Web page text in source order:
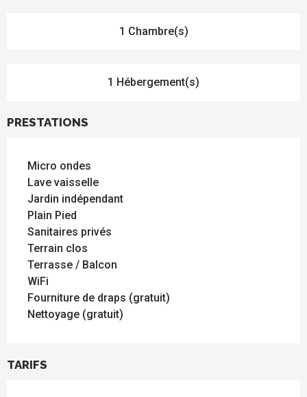
1 Chambre(s)
1 Hébergement(s)
PRESTATIONS
Micro ondes
Lave vaisselle
Jardin indépendant
Plain Pied
Sanitaires privés
Terrain clos
Terrasse / Balcon
WiFi
Fourniture de draps (gratuit)
Nettoyage (gratuit)
TARIFS